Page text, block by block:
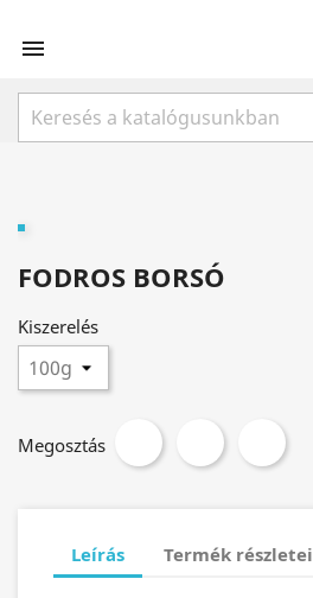

FODROS BORSÓ
Kiszerelés
Megosztás
Leírás Termék részletei